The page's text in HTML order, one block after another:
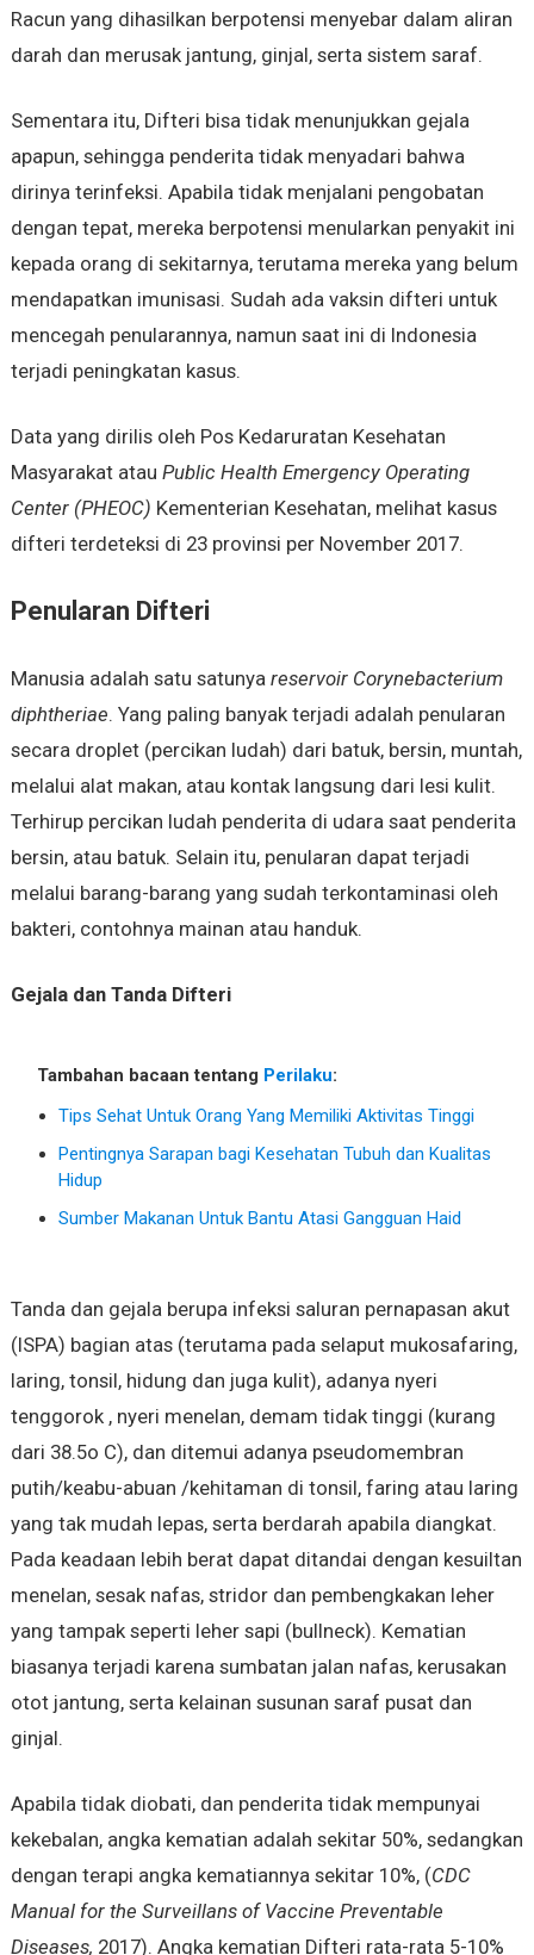
Racun yang dihasilkan berpotensi menyebar dalam aliran
darah dan merusak jantung, ginjal, serta sistem saraf.
Sementara itu, Difteri bisa tidak menunjukkan gejala
apapun, sehingga penderita tidak menyadari bahwa
dirinya terinfeksi. Apabila tidak menjalani pengobatan
dengan tepat, mereka berpotensi menularkan penyakit ini
kepada orang di sekitarnya, terutama mereka yang belum
mendapatkan imunisasi. Sudah ada vaksin difteri untuk
mencegah penularannya, namun saat ini di Indonesia
terjadi peningkatan kasus.
Data yang dirilis oleh Pos Kedaruratan Kesehatan
Masyarakat atau Public Health Emergency Operating
Center (PHEOC) Kementerian Kesehatan, melihat kasus
difteri terdeteksi di 23 provinsi per November 2017.
Penularan Difteri
Manusia adalah satu satunya reservoir Corynebacterium
diphtheriae. Yang paling banyak terjadi adalah penularan
secara droplet (percikan ludah) dari batuk, bersin, muntah,
melalui alat makan, atau kontak langsung dari lesi kulit.
Terhirup percikan ludah penderita di udara saat penderita
bersin, atau batuk. Selain itu, penularan dapat terjadi
melalui barang-barang yang sudah terkontaminasi oleh
bakteri, contohnya mainan atau handuk.
Gejala dan Tanda Difteri
Tambahan bacaan tentang Perilaku:
Tips Sehat Untuk Orang Yang Memiliki Aktivitas Tinggi
Pentingnya Sarapan bagi Kesehatan Tubuh dan Kualitas
Hidup
Sumber Makanan Untuk Bantu Atasi Gangguan Haid
Tanda dan gejala berupa infeksi saluran pernapasan akut
(ISPA) bagian atas (terutama pada selaput mukosafaring,
laring, tonsil, hidung dan juga kulit), adanya nyeri
tenggorok , nyeri menelan, demam tidak tinggi (kurang
dari 38.5o C), dan ditemui adanya pseudomembran
putih/keabu-abuan /kehitaman di tonsil, faring atau laring
yang tak mudah lepas, serta berdarah apabila diangkat.
Pada keadaan lebih berat dapat ditandai dengan kesuiltan
menelan, sesak nafas, stridor dan pembengkakan leher
yang tampak seperti leher sapi (bullneck). Kematian
biasanya terjadi karena sumbatan jalan nafas, kerusakan
otot jantung, serta kelainan susunan saraf pusat dan
ginjal.
Apabila tidak diobati, dan penderita tidak mempunyai
kekebalan, angka kematian adalah sekitar 50%, sedangkan
dengan terapi angka kematiannya sekitar 10%, (CDC
Manual for the Surveillans of Vaccine Preventable
Diseases, 2017). Angka kematian Difteri rata-rata 5-10%